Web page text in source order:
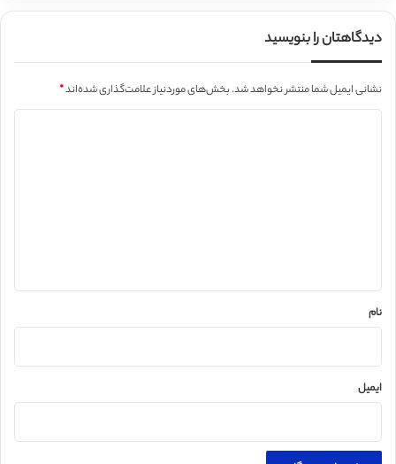
دیدگاهتان را بنویسید
نشانی ایمیل شما منتشر نخواهد شد.بخش‌های موردنیاز علامت‌گذاری شده‌اند*
نام
ایمیل